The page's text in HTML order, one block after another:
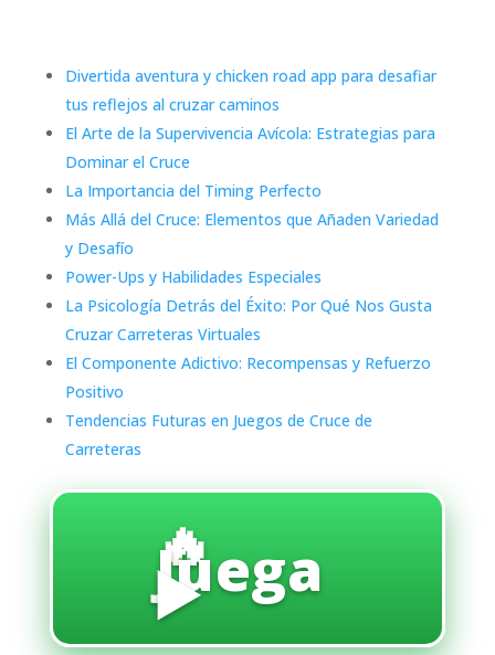
Divertida aventura y chicken road app para desafiar
tus reflejos al cruzar caminos
El Arte de la Supervivencia Avícola: Estrategias para
Dominar el Cruce
La Importancia del Timing Perfecto
Más Allá del Cruce: Elementos que Añaden Variedad
y Desafío
Power-Ups y Habilidades Especiales
La Psicología Detrás del Éxito: Por Qué Nos Gusta
Cruzar Carreteras Virtuales
El Componente Adictivo: Recompensas y Refuerzo
Positivo
Tendencias Futuras en Juegos de Cruce de
Carreteras
🔥
Juega
▶️